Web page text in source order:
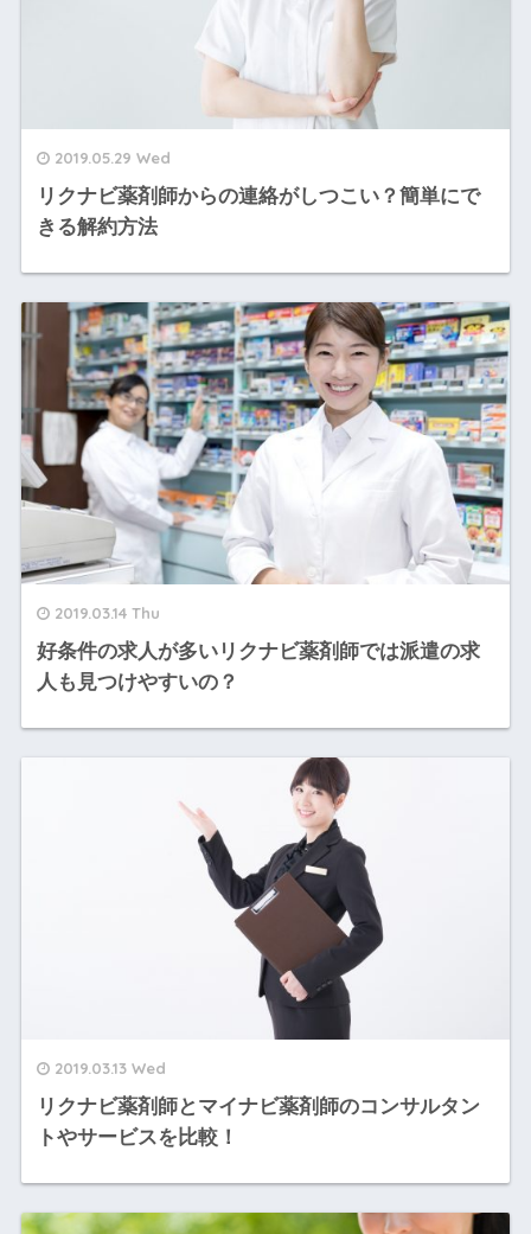
2019.05.29 Wed
リクナビ薬剤師からの連絡がしつこい？簡単にで
きる解約方法
2019.03.14 Thu
好条件の求人が多いリクナビ薬剤師では派遣の求
人も見つけやすいの？
2019.03.13 Wed
リクナビ薬剤師とマイナビ薬剤師のコンサルタン
トやサービスを比較！